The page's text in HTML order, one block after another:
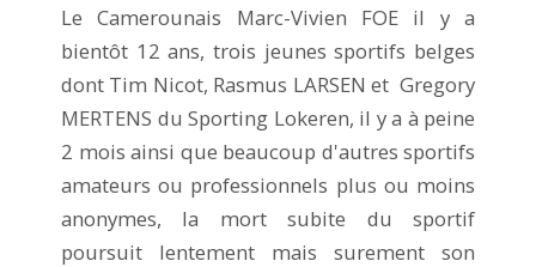
Le Camerounais Marc-Vivien FOE il y a
bientôt 12 ans, trois jeunes sportifs belges
dont Tim Nicot, Rasmus LARSEN et Gregory
MERTENS du Sporting Lokeren, il y a à peine
2 mois ainsi que beaucoup d'autres sportifs
amateurs ou professionnels plus ou moins
anonymes, la mort subite du sportif
poursuit lentement mais surement son